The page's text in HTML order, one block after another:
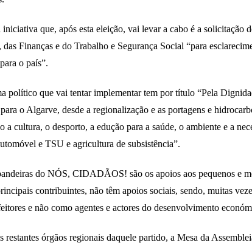
que, após esta eleição, vai levar a cabo é a solicitação
Finanças e do Trabalho e Segurança Social “para
o país”.
político que vai tentar implementar tem por título “Pela
o Algarve, desde a regionalização e as portagens e
a cultura, o desporto, a edução para a saúde, o ambiente e a
e TSU e agricultura de subsistência”.
do NÓS, CIDADÃOS! são os apoios aos pequenos e
contribuintes, não têm apoios sociais, sendo, muitas
e não como agentes e actores do desenvolvimento
restantes órgãos regionais daquele partido, a Mesa da